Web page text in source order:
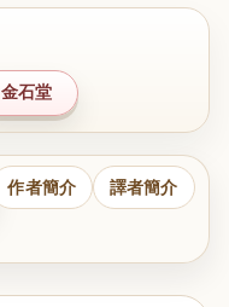
金石堂
作者簡介 譯者簡介